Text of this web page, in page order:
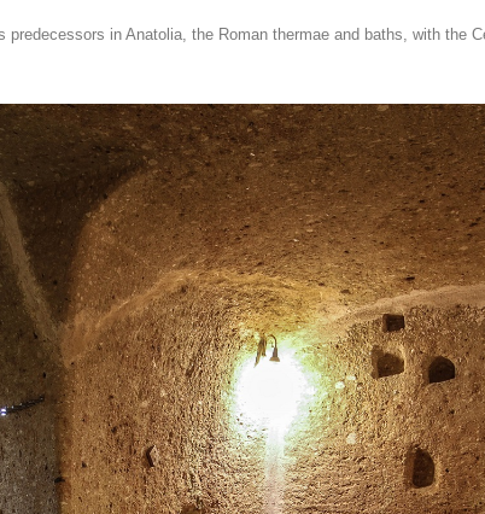
in Anatolia, the Roman thermae and baths, with the